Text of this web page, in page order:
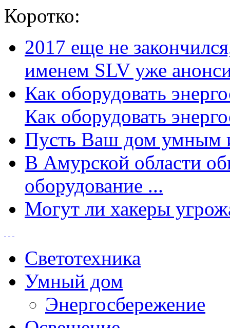
Коротко:
2017 еще не
именем SLV уже
Как оборудовать
Как оборудовать
Пусть Ваш дом умным
В Амурской области
оборудование ...
Могут ли хакеры
Светотехника
Умный дом
Энергосбережение